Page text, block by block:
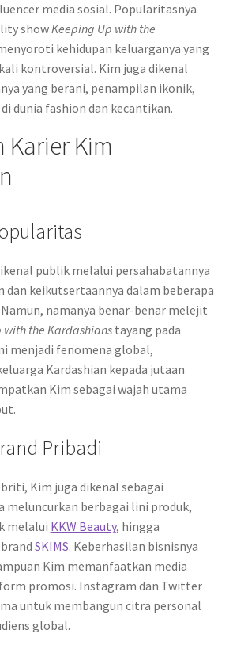
media sosial. Popularitasnya
showKeeping Up with the
kehidupan keluarganya yang
kontroversial. Kim juga dikenal
yang berani, penampilan ikonik,
dunia fashion dan kecantikan.
Karier Kim
publik melalui persahabatannya
dan keikutsertaannya dalam beberapa
namanya benar-benar melejit
with the Kardashianstayang pada
menjadi fenomena global,
Kardashian kepada jutaan
Kim sebagai wajah utama
Pribadi
Kim juga dikenal sebagai
meluncurkan berbagai lini produk,
melalui KKW Beauty, hingga
SKIMS. Keberhasilan bisnisnya
Kim memanfaatkan media
promosi. Instagram dan Twitter
untuk membangun citra personal
global.